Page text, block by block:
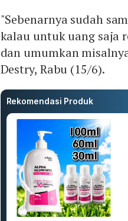
"Sebenarnya sudah
kalau untuk uang saja
dan umumkan
Destry, Rabu (15/6).
Rekomendasi Produk